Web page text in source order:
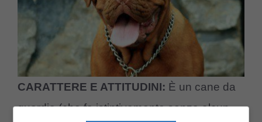
CARATTERE E ATTITUDINI: È un cane da
guardia (che fa istintivamente senza alcun